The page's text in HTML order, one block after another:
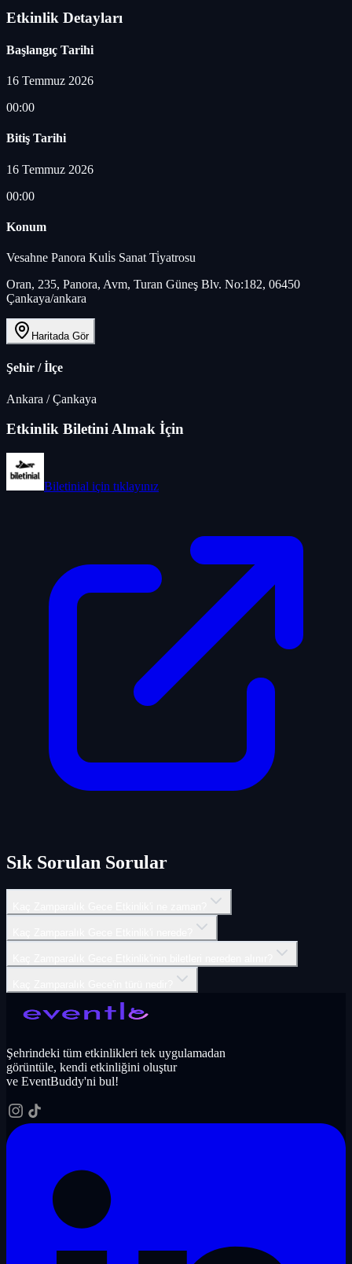
Etkinlik Detayları
Başlangıç Tarihi
16 Temmuz 2026
00:00
Bitiş Tarihi
16 Temmuz 2026
00:00
Konum
Vesahne Panora Kuli̇s Sanat Ti̇yatrosu
Oran, 235, Panora, Avm, Turan Güneş Blv. No:182, 06450
Çankaya/ankara
Haritada Gör
Şehir / İlçe
Ankara /Çankaya
Etkinlik Biletini Almak İçin
Biletinial için tıklayınız
Sık Sorulan Sorular
Şehrindeki tüm etkinlikleri tek uygulamadan
görüntüle, kendi etkinliğini oluştur
ve EventBuddy'ni bul!